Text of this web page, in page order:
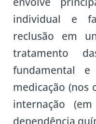
individual e
reclusão em
tratamento
fundamental
medicação (nos
internação
dependência